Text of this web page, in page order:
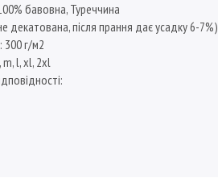
бавовна, Туреччина
декатована, після прання дає усадку 6-7%)
300 г/м2
m, l, xl, 2xl